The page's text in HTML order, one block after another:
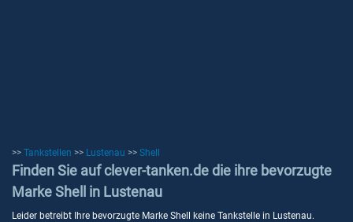
>> Tankstellen >> Lustenau >> Shell
Finden Sie auf clever-tanken.de die ihre bevorzugte
Marke Shell in Lustenau
Leider betreibt Ihre bevorzugte Marke Shell keine Tankstelle in Lustenau.